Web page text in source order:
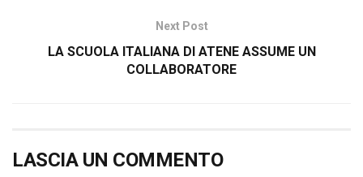
Next Post
LA SCUOLA ITALIANA DI ATENE ASSUME UN
COLLABORATORE
LASCIA UN COMMENTO